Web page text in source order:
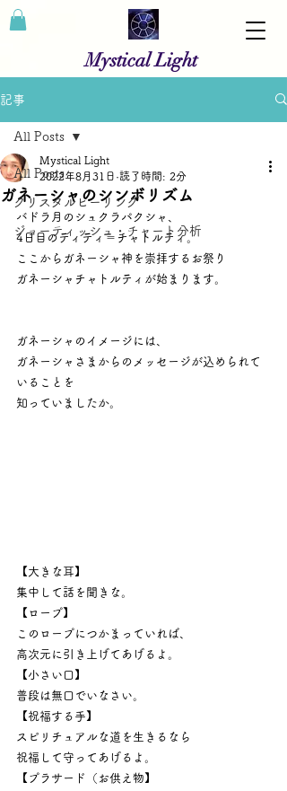
Mystical Light
記事
All Posts
クリスタルヒーリング
ジョーティッシュ・チャート分析
All Posts
ガネーシャのシンボリズム
Mystical Light
2022年8月31日 読了時間: 2分
バドラ月のシュクラパクシャ、
4日目のティティ＝チャトルティ。
ここからガネーシャ神を崇拝するお祭り
ガネーシャチャトルティが始まります。
ガネーシャのイメージには、
ガネーシャさまからのメッセージが込められて
いることを
知っていましたか。
【大きな耳】
集中して話を聞きな。
【ロープ】
このロープにつかまっていれば、
高次元に引き上げてあげるよ。
【小さい口】
普段は無口でいなさい。
【祝福する手】
スピリチュアルな道を生きるなら
祝福して守ってあげるよ。
【プラサード（お供え物】